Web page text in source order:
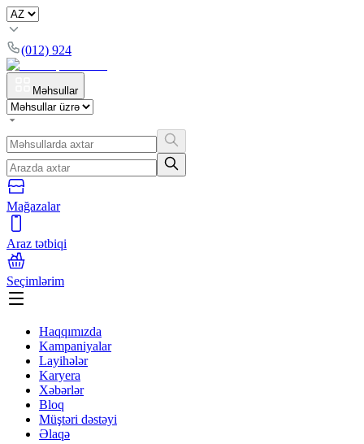
(012) 924
Məhsullar
Mağazalar
Araz tətbiqi
Seçimlərim
Haqqımızda
Kampaniyalar
Layihələr
Karyera
Xəbərlər
Bloq
Müştəri dəstəyi
Əlaqə